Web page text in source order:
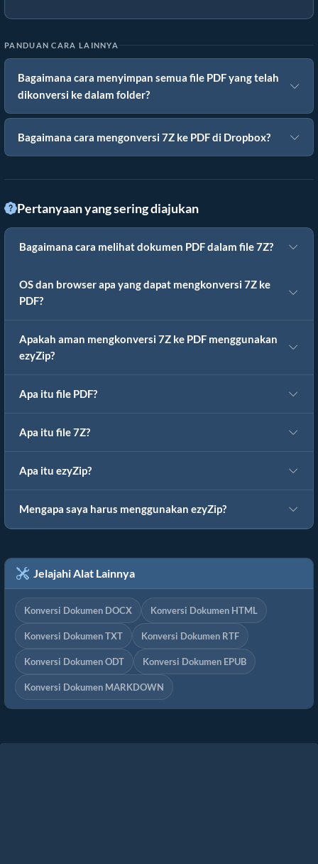
PANDUAN CARA LAINNYA
Bagaimana cara menyimpan semua file PDF yang telah
dikonversi ke dalam folder?
Bagaimana cara mengonversi 7Z ke PDF di Dropbox?
Pertanyaan yang sering diajukan
Bagaimana cara melihat dokumen PDF dalam file 7Z?
OS dan browser apa yang dapat mengkonversi 7Z ke
PDF?
Apakah aman mengkonversi 7Z ke PDF menggunakan
ezyZip?
Apa itu file PDF?
Apa itu file 7Z?
Apa itu ezyZip?
Mengapa saya harus menggunakan ezyZip?
Jelajahi Alat Lainnya
Konversi Dokumen DOCX Konversi Dokumen HTML
Konversi Dokumen TXT Konversi Dokumen RTF
Konversi Dokumen ODT Konversi Dokumen EPUB
Konversi Dokumen MARKDOWN